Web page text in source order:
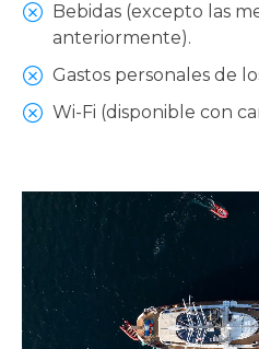
Bebidas (excepto las
anteriormente).
Gastos personales de
Wi-Fi (disponible con